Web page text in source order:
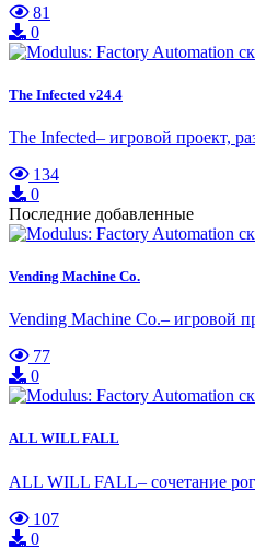
81
0
The Infected v24.4
The Infected– игровой проект,
134
0
Последние добавленные
Vending Machine Co.
Vending Machine Co.– игровой
77
0
ALL WILL FALL
ALL WILL FALL– сочетание
107
0